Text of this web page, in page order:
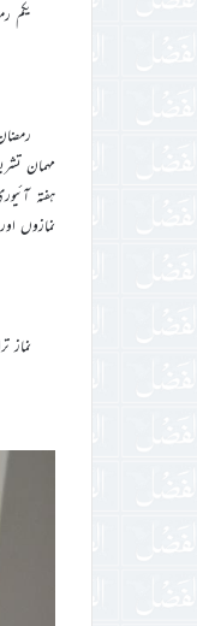
یکم
نمازوں
نماز تراویح کا سلسلہ 2؍اپریل 2022ء